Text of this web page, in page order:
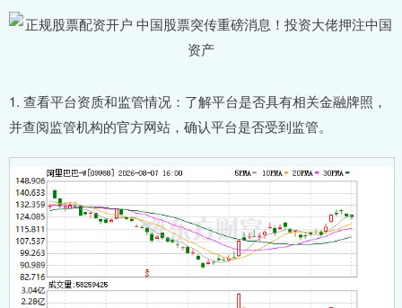
1. 查看平台资质和监管情况：了解平台是否具有相关金融牌照，
并查阅监管机构的官方网站，确认平台是否受到监管。